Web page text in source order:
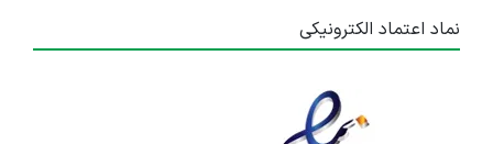
نماد اعتماد الکترونیکی